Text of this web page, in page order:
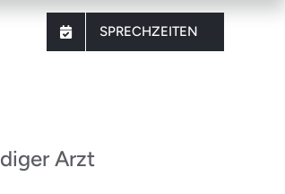
SPRECHZEITEN
Arzt